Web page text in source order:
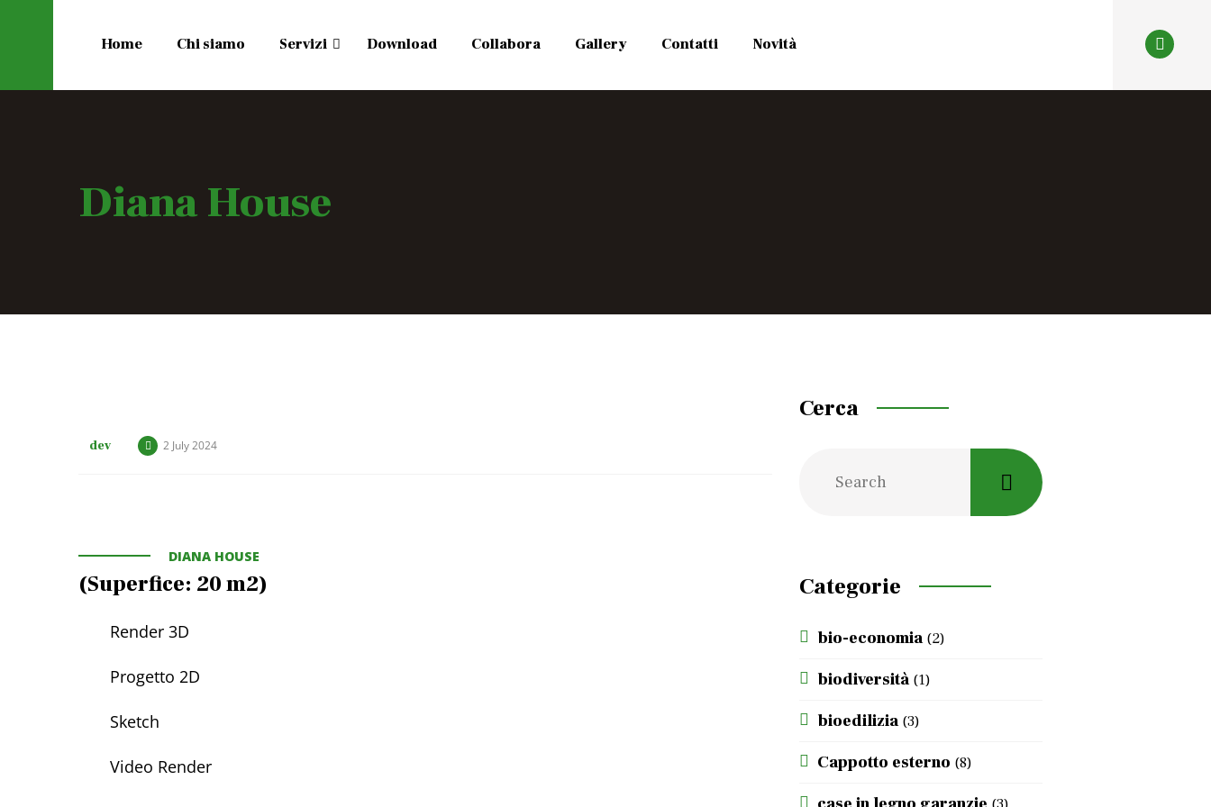
Home Chi siamo Servizi Download Collabora Gallery Contatti Novità
Diana House
dev 2 July 2024
DIANA HOUSE
(Superfice: 20 m2)
Render 3D
Progetto 2D
Sketch
Video Render
Cerca
Categorie
bio-economia(2)
biodiversità(1)
bioedilizia(3)
Cappotto esterno (8)